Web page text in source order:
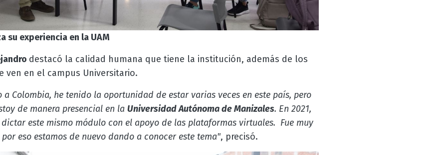
su experiencia en la UAM
destacó la calidad humana que tiene la institución, además de los
ven en el campus Universitario.
a Colombia, he tenido la oportunidad de estar varias veces en este país, pero
de manera presencial en la Universidad Autónoma de Manizales. En 2021,
este mismo módulo con el apoyo de las plataformas virtuales. Fue muy
eso estamos de nuevo dando a conocer este tema", precisó.